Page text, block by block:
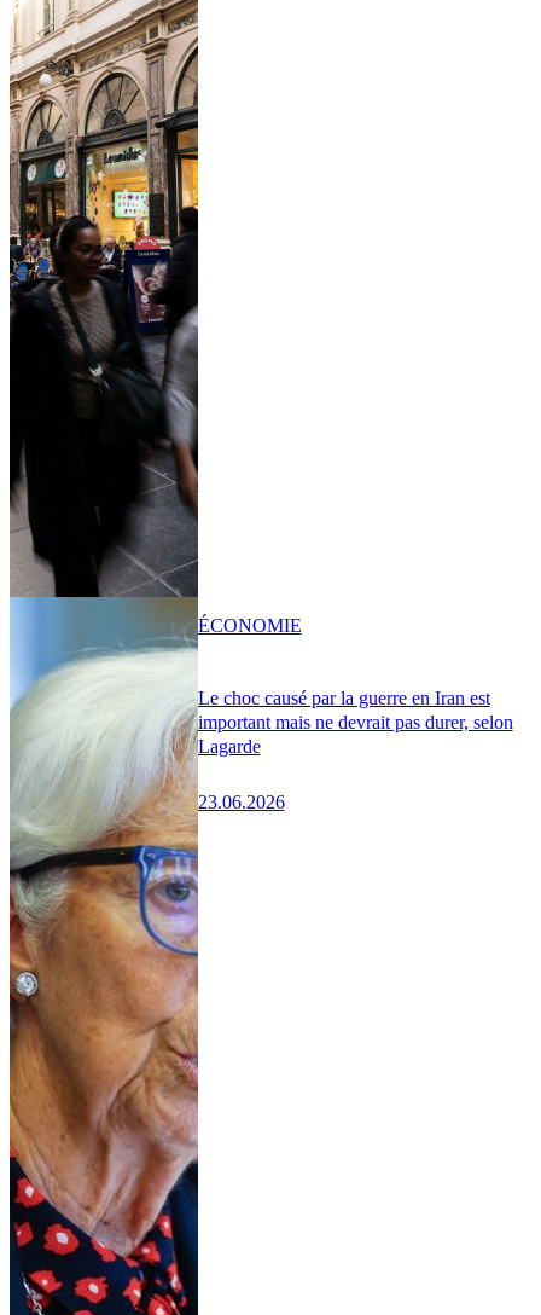
Le choc causé par la guerre en Iran est
important mais ne devrait pas durer, selon
Lagarde
23.06.2026
ÉCONOMIE